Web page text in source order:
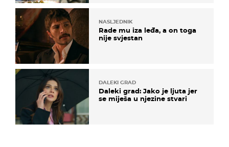
NASLJEDNIK
Rade mu iza leđa, a on toga
nije svjestan
DALEKI GRAD
Daleki grad: Jako je ljuta jer
se miješa u njezine stvari